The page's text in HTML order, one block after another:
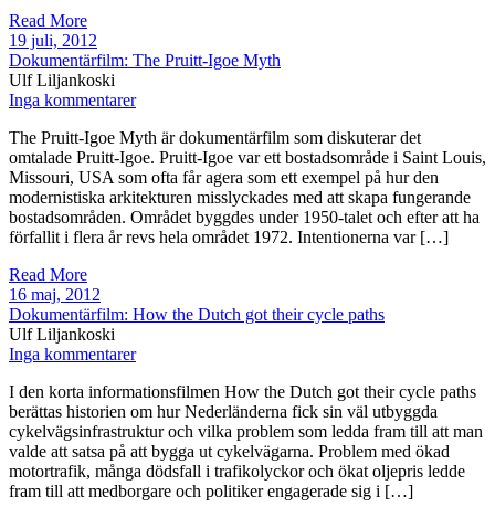
Read More
19 juli, 2012
Dokumentärfilm: The Pruitt-Igoe Myth
Ulf Liljankoski
Inga kommentarer
The Pruitt-Igoe Myth är dokumentärfilm som diskuterar det
omtalade Pruitt-Igoe. Pruitt-Igoe var ett bostadsområde i Saint Louis,
Missouri, USA som ofta får agera som ett exempel på hur den
modernistiska arkitekturen misslyckades med att skapa fungerande
bostadsområden. Området byggdes under 1950-talet och efter att ha
förfallit i flera år revs hela området 1972. Intentionerna var […]
Read More
16 maj, 2012
Dokumentärfilm: How the Dutch got their cycle paths
Ulf Liljankoski
Inga kommentarer
I den korta informationsfilmen How the Dutch got their cycle paths
berättas historien om hur Nederländerna fick sin väl utbyggda
cykelvägsinfrastruktur och vilka problem som ledda fram till att man
valde att satsa på att bygga ut cykelvägarna. Problem med ökad
motortrafik, många dödsfall i trafikolyckor och ökat oljepris ledde
fram till att medborgare och politiker engagerade sig i […]